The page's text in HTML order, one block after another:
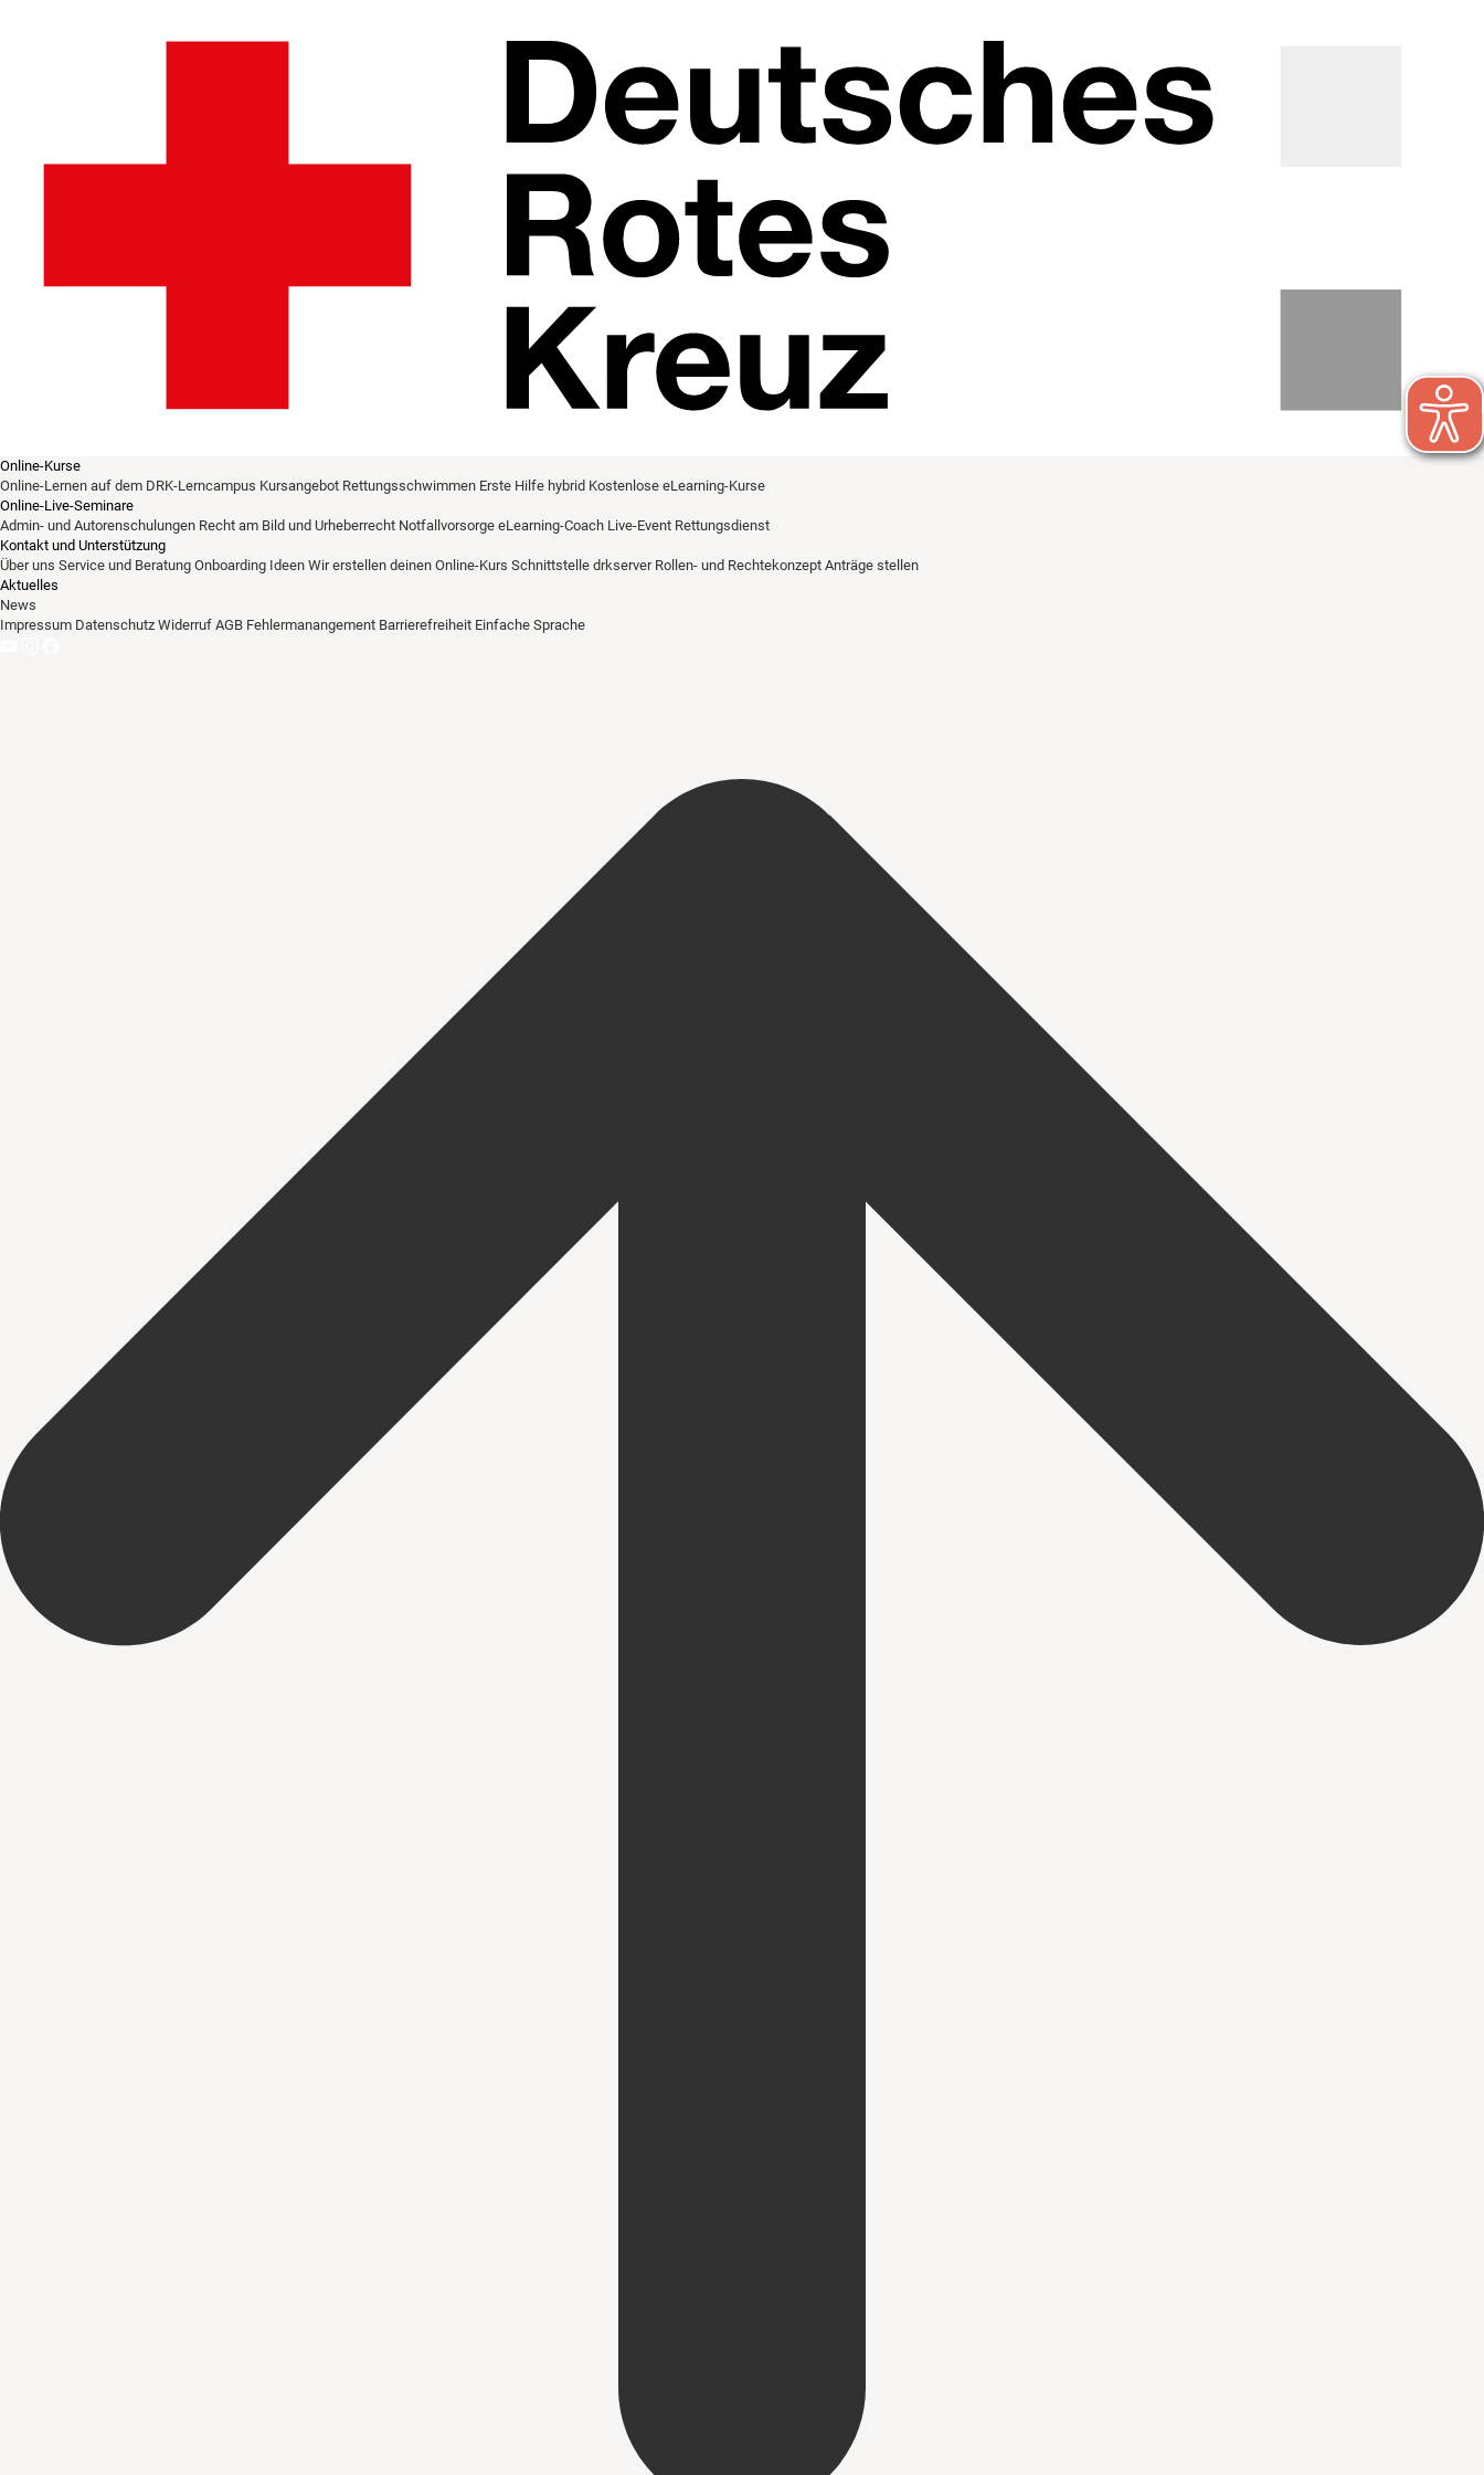
Online-Kurse
Online-Lernen auf dem DRK-Lerncampus Kursangebot Rettungsschwimmen Erste Hilfe hybrid Kostenlose eLearning-Kurse
Online-Live-Seminare
Admin- und Autorenschulungen Recht am Bild und Urheberrecht Notfallvorsorge eLearning-Coach Live-Event Rettungsdienst
Kontakt und Unterstützung
Über uns Service und Beratung Onboarding Ideen Wir erstellen deinen Online-Kurs Schnittstelle drkserver Rollen- und Rechtekonzept Anträge stellen
Aktuelles
News
Impressum Datenschutz Widerruf AGB Fehlermanangement Barrierefreiheit Einfache Sprache